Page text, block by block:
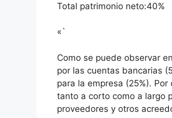
Total patrimonio neto:40%
«`
Como se puede observar
por las cuentas bancarias
para la empresa (25%).
tanto a corto como a largo
proveedores y otros